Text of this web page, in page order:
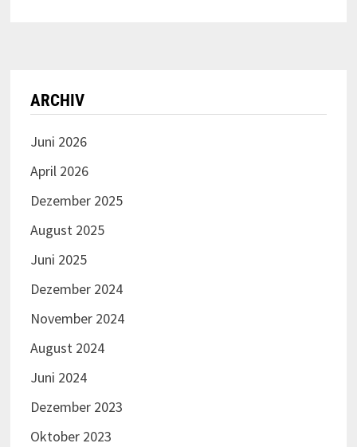
ARCHIV
Juni 2026
April 2026
Dezember 2025
August 2025
Juni 2025
Dezember 2024
November 2024
August 2024
Juni 2024
Dezember 2023
Oktober 2023